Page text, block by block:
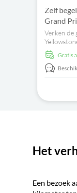
Zelf
Grand
Verken
levendige
iconische
Overlook
Het
Een bezoek